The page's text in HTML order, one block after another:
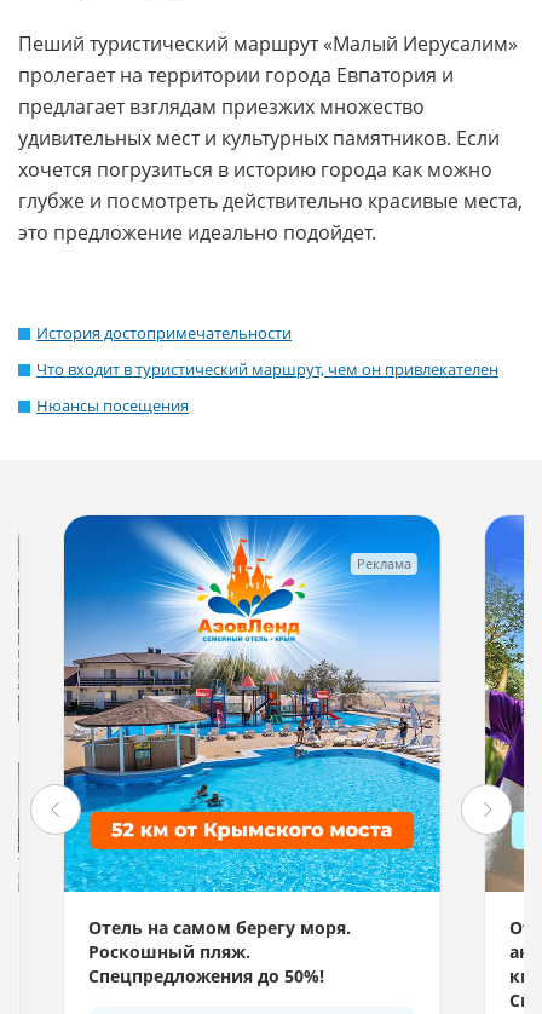
Пеший туристический маршрут «Малый Иерусалим»
пролегает на территории города Евпатория и
предлагает взглядам приезжих множество
удивительных мест и культурных памятников. Если
хочется погрузиться в историю города как можно
глубже и посмотреть действительно красивые места,
это предложение идеально подойдет.
История достопримечательности
Что входит в туристический маршрут, чем он привлекателен
Нюансы посещения
Реклама
Отель на самом берегу моря.
Роскошный пляж.
Спецпредложения до 50%!
км